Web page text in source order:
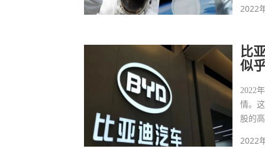
2022
比
似
2022
情。
股的
2022